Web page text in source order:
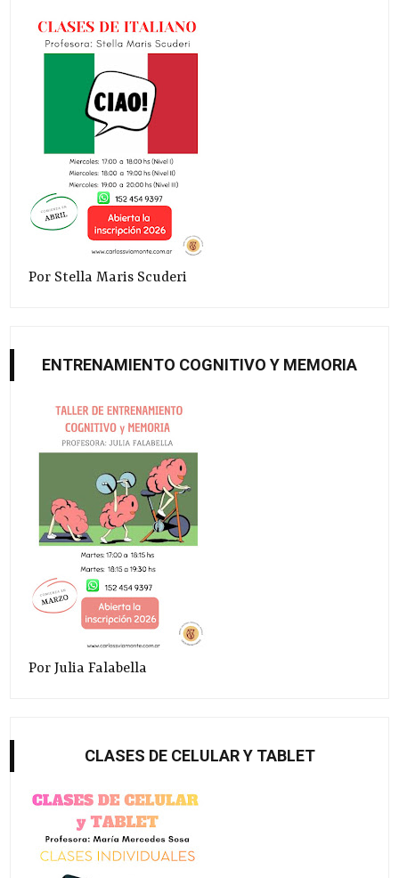
Por Stella Maris Scuderi
ENTRENAMIENTO COGNITIVO Y MEMORIA
Por Julia Falabella
CLASES DE CELULAR Y TABLET